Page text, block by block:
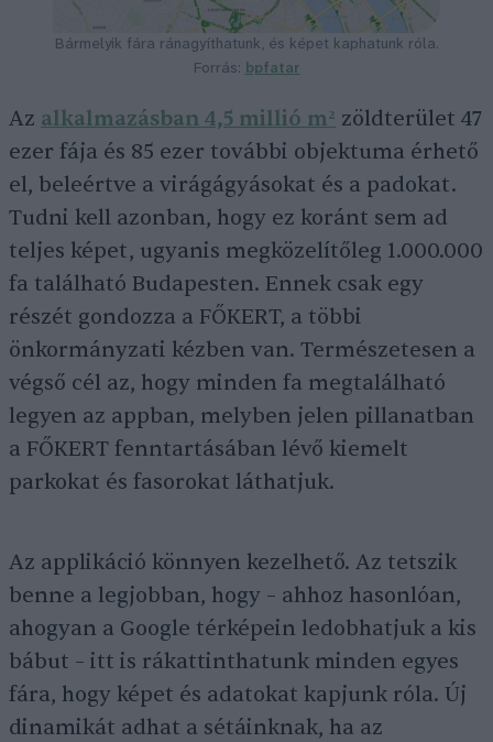
Bármelyik fára ránagyíthatunk, és képet kaphatunk róla.
Forrás: bpfatar
Az alkalmazásban 4,5 millió m² zöldterület 47
ezer fája és 85 ezer további objektuma érhető
el, beleértve a virágágyásokat és a padokat.
Tudni kell azonban, hogy ez koránt sem ad
teljes képet, ugyanis megközelítőleg 1.000.000
fa található Budapesten. Ennek csak egy
részét gondozza a FŐKERT, a többi
önkormányzati kézben van. Természetesen a
végső cél az, hogy minden fa megtalálható
legyen az appban, melyben jelen pillanatban
a FŐKERT fenntartásában lévő kiemelt
parkokat és fasorokat láthatjuk.
Az applikáció könnyen kezelhető. Az tetszik
benne a legjobban, hogy – ahhoz hasonlóan,
ahogyan a Google térképein ledobhatjuk a kis
bábut – itt is rákattinthatunk minden egyes
fára, hogy képet és adatokat kapjunk róla. Új
dinamikát adhat a sétáinknak, ha az